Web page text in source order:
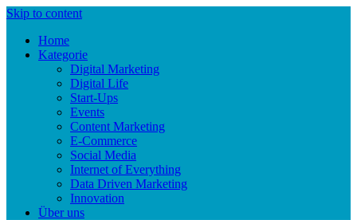
Skip to content
Home
Kategorie
Digital Marketing
Digital Life
Start-Ups
Events
Content Marketing
E-Commerce
Social Media
Internet of Everything
Data Driven Marketing
Innovation
Über uns